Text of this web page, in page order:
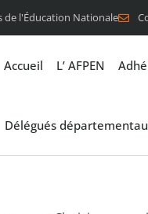
de l'Éducation Nationale
Accueil L’ AFPEN
Délégués